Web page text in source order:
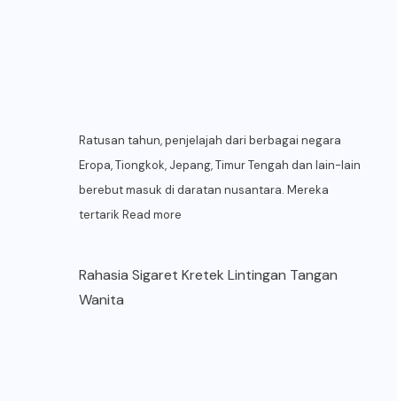
Ratusan tahun, penjelajah dari berbagai negara
Eropa, Tiongkok, Jepang, Timur Tengah dan lain-lain
berebut masuk di daratan nusantara. Mereka
tertarik Read more
Rahasia Sigaret Kretek Lintingan Tangan
Wanita